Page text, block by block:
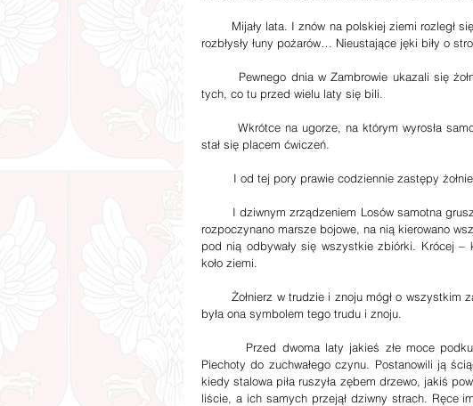
rozbłysły łuny pożarów… Nieustające jęki biły o
tych, co tu przed wielu laty się bili.
stał się placem ćwiczeń.
I od tej pory prawie codziennie zastępy
rozpoczynano marsze bojowe, na nią kierowano
pod nią odbywały się wszystkie zbiórki. Krócej –
koło ziemi.
        Żołnierz w trudzie i znoju mógł o wszystkim zapomnieć, ale nigdy o samotnej gruszy. Dla wszystkich
była ona symbolem tego trudu i znoju.
Piechoty do zuchwałego czynu. Postanowili ją
kiedy stalowa piła ruszyła zębem drzewo, jakiś
liście, a ich samych przejął dziwny strach. Ręce